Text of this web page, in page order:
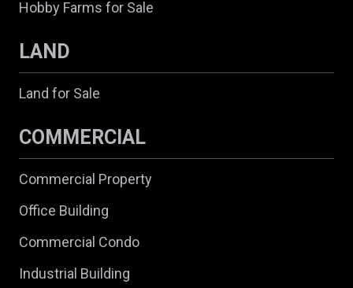
Hobby Farms for Sale
LAND
Land for Sale
COMMERCIAL
Commercial Property
Office Building
Commercial Condo
Industrial Building